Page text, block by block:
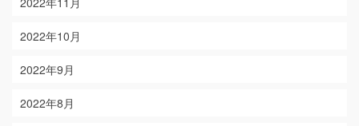
2022年10月
2022年9月
2022年8月